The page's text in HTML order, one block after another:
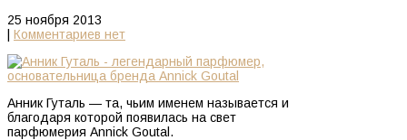
25 ноября 2013
Комментариев нет
Анник Гуталь — та, чьим именем называется и
благодаря которой появилась на свет
парфюмерия Annick Goutal.